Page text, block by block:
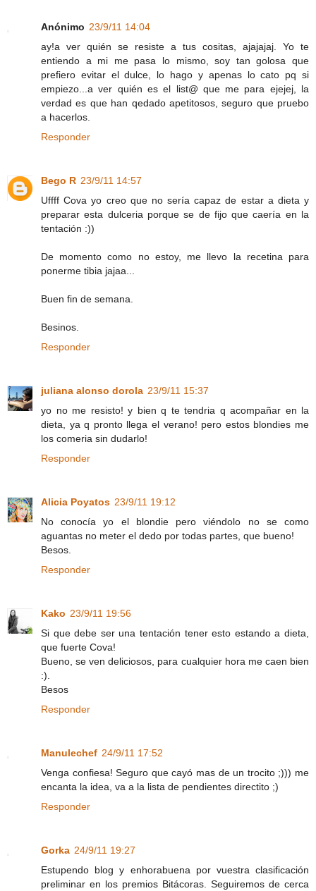
Anónimo 23/9/11 14:04
ay!a ver quién se resiste a tus cositas, ajajajaj. Yo te
entiendo a mi me pasa lo mismo, soy tan golosa que
prefiero evitar el dulce, lo hago y apenas lo cato pq si
empiezo...a ver quién es el list@ que me para ejejej, la
verdad es que han qedado apetitosos, seguro que pruebo
a hacerlos.
Responder
Bego R 23/9/11 14:57
Uffff Cova yo creo que no sería capaz de estar a dieta y
preparar esta dulceria porque se de fijo que caería en la
tentación :))
De momento como no estoy, me llevo la recetina para
ponerme tibia jajaa...
Buen fin de semana.
Besinos.
Responder
juliana alonso dorola 23/9/11 15:37
yo no me resisto! y bien q te tendria q acompañar en la
dieta, ya q pronto llega el verano! pero estos blondies me
los comeria sin dudarlo!
Responder
Alicia Poyatos 23/9/11 19:12
No conocía yo el blondie pero viéndolo no se como
aguantas no meter el dedo por todas partes, que bueno!
Besos.
Responder
Kako 23/9/11 19:56
Si que debe ser una tentación tener esto estando a dieta,
que fuerte Cova!
Bueno, se ven deliciosos, para cualquier hora me caen bien
:).
Besos
Responder
Manulechef 24/9/11 17:52
Venga confiesa! Seguro que cayó mas de un trocito ;))) me
encanta la idea, va a la lista de pendientes directito ;)
Responder
Gorka 24/9/11 19:27
Estupendo blog y enhorabuena por vuestra clasificación
preliminar en los premios Bitácoras. Seguiremos de cerca